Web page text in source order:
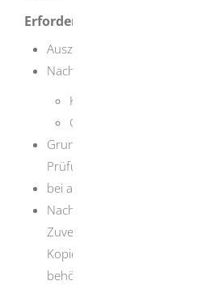
Erforderliche Unterlagen
Auszug aus dem Handelsregister
Nachweis der Verfügbarkeit der
Kopie des Mietvertrags oder
Grundbuchauszug
Grundrisspläne der
Prüfung und Lagerung
bei außerbetrieblichen Lagern:
Nachweis der erforderlichen
Zuverlässigkeit der
Kopie von Zeugnissen,
behördliche Zwecke)